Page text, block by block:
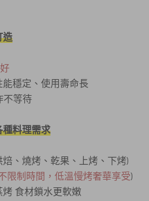
造
能穩定、使用壽命長
不等待
料理需求
焙、燒烤、乾果、上烤、下烤)
限制時間，低溫慢烤奢華享受)
烤 食材鎖水更軟嫩